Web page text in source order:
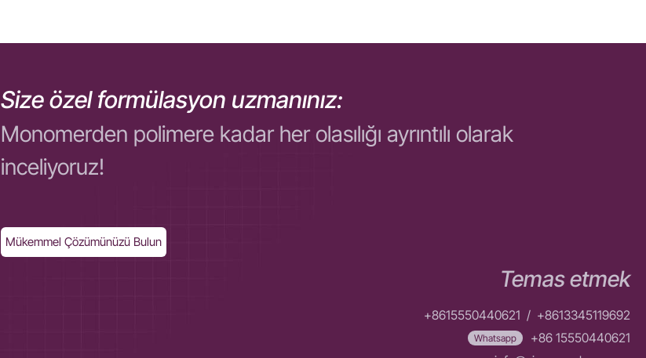
Size özel formülasyon uzmanınız:
Monomerden polimere kadar her olasılığı ayrıntılı olarak
inceliyoruz!
Mükemmel Çözümünüzü Bulun
Temas etmek
+8615550440621 / +8613345119692
Whatsapp
+86 15550440621